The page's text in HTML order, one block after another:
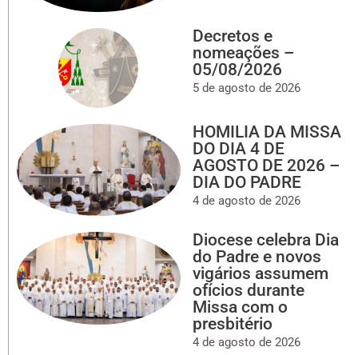
Decretos e
nomeações –
05/08/2026
5 de agosto de 2026
HOMILIA DA MISSA
DO DIA 4 DE
AGOSTO DE 2026 –
DIA DO PADRE
4 de agosto de 2026
Diocese celebra Dia
do Padre e novos
vigários assumem
ofícios durante
Missa com o
presbitério
4 de agosto de 2026